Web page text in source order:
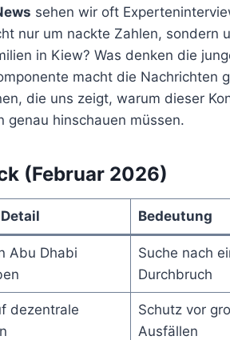
sehen wir oft
nur um nackte Zahlen, sondern
in Kiew? Was denken die
macht die Nachrichten
die uns zeigt, warum dieser
hinschauen müssen.
(Februar 2026)
Bedeutung
Abu Dhabi
Suche nach
Durchbruch
dezentrale
Schutz vor
Ausfällen